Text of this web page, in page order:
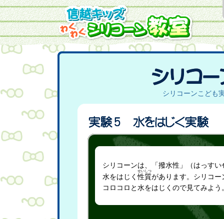
シリコーンこども
シリコーンは、「撥水性」（はっす
水をはじく性質
せいしつ
があります。シリコー
コロコロと水をはじくので見てみよう